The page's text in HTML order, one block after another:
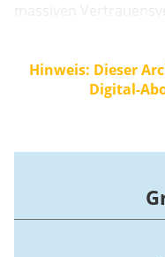
massiven
Kirche ist und was
einzelner zu bieten
Hinweis: Dieser
Digital-